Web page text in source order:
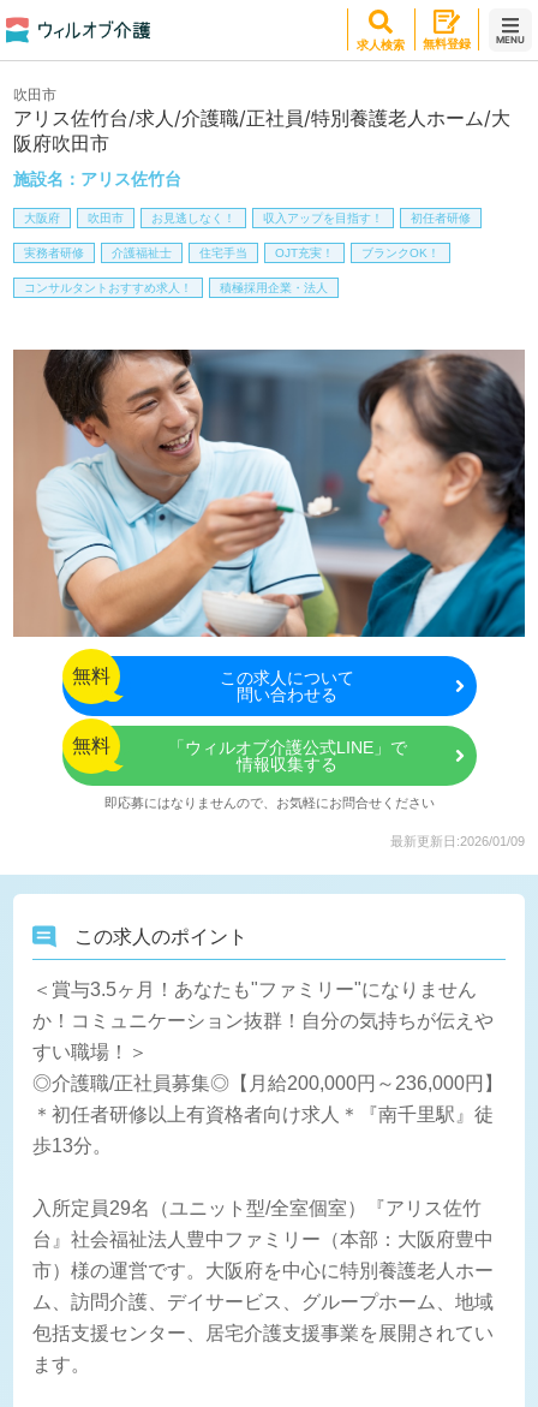
求人検索 無料登録 MENU
アリス佐竹台/求人/介護職/正社員/特別養護老人ホーム/大
阪府吹田市
施設名： アリス佐竹台
吹田市
大阪府 吹田市 お見逃しなく！ 収入アップを目指す！ 初任者研修
実務者研修 介護福祉士 住宅手当 OJT充実！ ブランクOK！
コンサルタントおすすめ求人！ 積極採用企業・法人
無料 この求人について
問い合わせる
無料
「ウィルオブ介護公式LINE」で
情報収集する
即応募にはなりませんので、お気軽にお問合せください
最新更新日:2026/01/09
この求人のポイント
＜賞与3.5ヶ月！あなたも"ファミリー"になりません
か！コミュニケーション抜群！自分の気持ちが伝えや
すい職場！＞
◎介護職/正社員募集◎【月給200,000円～236,000円】
＊初任者研修以上有資格者向け求人＊『南千里駅』徒
歩13分。
入所定員29名（ユニット型/全室個室）『アリス佐竹
台』社会福祉法人豊中ファミリー（本部：大阪府豊中
市）様の運営です。大阪府を中心に特別養護老人ホー
ム、訪問介護、デイサービス、グループホーム、地域
包括支援センター、居宅介護支援事業を展開されてい
ます。